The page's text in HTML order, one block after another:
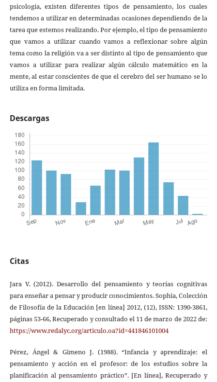
psicología, existen diferentes tipos de pensamiento, los cuales
tendemos a utilizar en determinadas ocasiones dependiendo de la
tarea que estemos realizando. Por ejemplo, el tipo de pensamiento
que vamos a utilizar cuando vamos a reflexionar sobre algún
tema como la religión va a ser distinto al tipo de pensamiento que
vamos a utilizar para realizar algún cálculo matemático en la
mente, al estar conscientes de que el cerebro del ser humano se lo
utiliza en forma limitada.
Descargas
Citas
Jara V. (2012). Desarrollo del pensamiento y teorías cognitivas
para enseñar a pensar y producir conocimientos. Sophia, Colección
de Filosofía de la Educación [en línea] 2012, (12), ISSN: 1390-3861,
páginas 53-66, Recuperado y consultado el 11 de marzo de 2022 de:
https://www.redalyc.org/articulo.oa?id=441846101004
Pérez, Ángel & Gimeno J. (1988). “Infancia y aprendizaje: el
pensamiento y acción en el profesor: de los estudios sobre la
planificación al pensamiento práctico”. [En línea], Recuperado y